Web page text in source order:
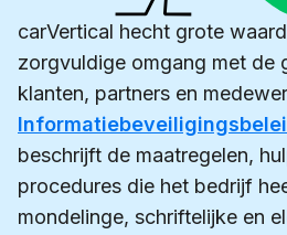
carVertical hecht grote
zorgvuldige omgang met de
klanten, partners en
beschrijft de maatregelen,
procedures die het bedrijf
mondelinge, schriftelijke en